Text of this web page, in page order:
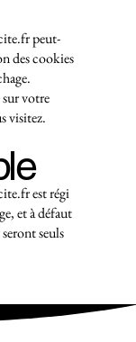
peut-
des cookies
votre
visitez.
est régi
et à défaut
seuls